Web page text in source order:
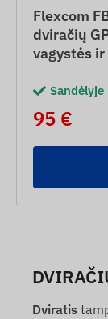
Flexcom
dviračių
vagystės
Sandėlyje
95 €
Dviratis